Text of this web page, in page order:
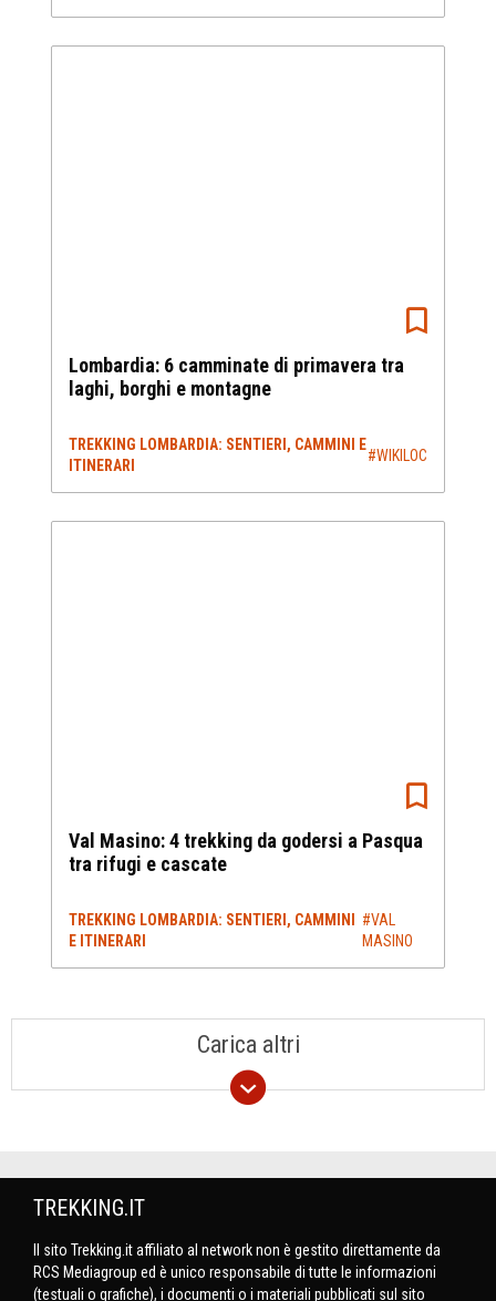
Lombardia: 6 camminate di primavera tra
laghi, borghi e montagne
TREKKING LOMBARDIA: SENTIERI, CAMMINI E
ITINERARI
#WIKILOC
Val Masino: 4 trekking da godersi a Pasqua
tra rifugi e cascate
TREKKING LOMBARDIA: SENTIERI, CAMMINI
E ITINERARI
#VAL
MASINO
Carica altri
TREKKING.IT
Il sito Trekking.it affiliato al network non è gestito direttamente da
RCS Mediagroup ed è unico responsabile di tutte le informazioni
(testuali o grafiche), i documenti o i materiali pubblicati sul sito